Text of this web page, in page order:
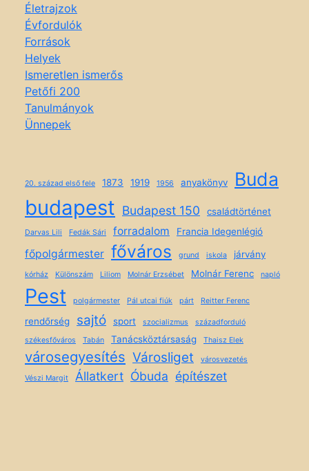
Életrajzok
Évfordulók
Források
Helyek
Ismeretlen ismerős
Petőfi 200
Tanulmányok
Ünnepek
20. század első fele 1873 1919 1956 anyakönyv Buda
budapest Budapest 150 családtörténet
Darvas Lili Fedák Sári forradalom Francia Idegenlégió
főpolgármester főváros grund iskola járvány
kórház Különszám Liliom Molnár Erzsébet Molnár Ferenc napló
Pest polgármester Pál utcai fiúk párt Reitter Ferenc
rendőrség sajtó sport szocializmus
századforduló
székesfőváros
Tabán Tanácsköztársaság Thaisz Elek
városegyesítés Városliget városvezetés
Vészi Margit Állatkert Óbuda építészet